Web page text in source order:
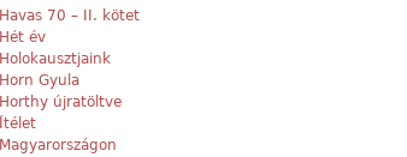
Havas 70 – II. kötet
Hét év
Holokausztjaink
Horn Gyula
Horthy újratöltve
Ítélet
Magyarországon